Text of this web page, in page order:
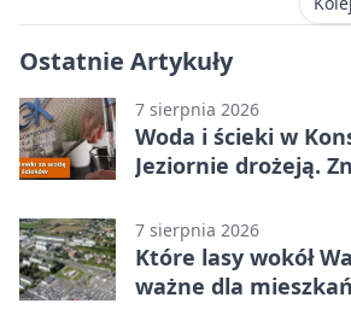
Ostatnie Artykuły
7 sierpnia 2026
Woda i ścieki w
Jeziornie drożeją.
7 sierpnia 2026
Które lasy wokół
ważne dla